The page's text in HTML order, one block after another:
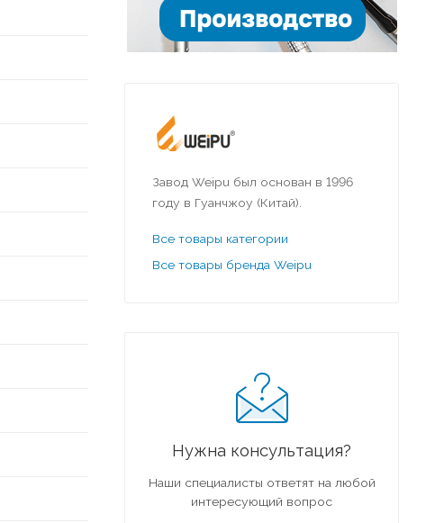
Завод Weipu был основан в 1996
году в Гуанчжоу (Китай).
Все товары категории
Все товары бренда Weipu
Нужна консультация?
Наши специалисты ответят на любой
интересующий вопрос